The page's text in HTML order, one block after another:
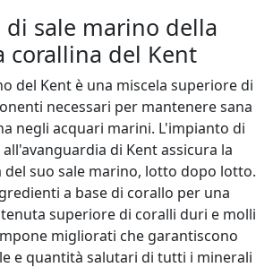
di sale marino della
corallina del Kent
del Kent è una miscela superiore di
necessari per mantenere sana
negli acquari marini. L'impianto di
di Kent assicura la
del suo sale marino, lotto dopo lotto.
a base di corallo per una
superiore di coralli duri e molli
migliorati che garantiscono
e quantità salutari di tutti i minerali